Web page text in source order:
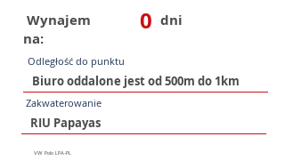
Wynajem
na:
0 dni
Odległość do punktu
Zakwaterowanie